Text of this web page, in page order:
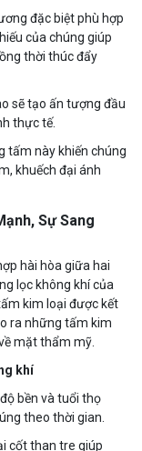
đặc biệt phù hợp
của chúng giúp
thời thúc đẩy
sẽ tạo ấn tượng đầu
thực tế.
tấm này khiến chúng
khuếch đại ánh
Sự Sang
hài hòa giữa hai
lọc không khí của
kim loại được kết
ra những tấm kim
mặt thẩm mỹ.
khí
bền và tuổi thọ
theo thời gian.
cốt than tre giúp